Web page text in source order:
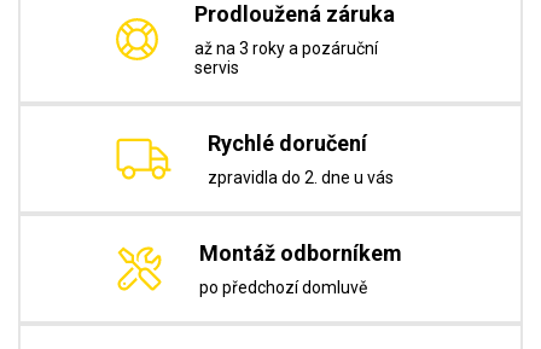
Prodloužená záruka
až na 3 roky a pozáruční
servis
Rychlé doručení
zpravidla do 2. dne u vás
Montáž odborníkem
po předchozí domluvě